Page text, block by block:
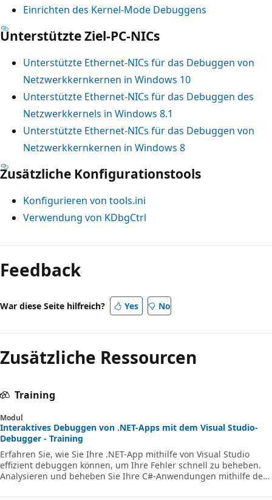
Einrichten des Kernel-Mode Debuggens
Unterstützte Ziel-PC-NICs
Unterstützte Ethernet-NICs für das Debuggen von
Netzwerkkernkernen in Windows 10
Unterstützte Ethernet-NICs für das Debuggen des
Netzwerkkernels in Windows 8.1
Unterstützte Ethernet-NICs für das Debuggen von
Netzwerkkernkernen in Windows 8
Zusätzliche Konfigurationstools
Konfigurieren von tools.ini
Verwendung von KDbgCtrl
Lesemodus
deaktiviert
Feedback
War diese Seite hilfreich? Yes No
Zusätzliche Ressourcen
Training
Modul
Interaktives Debuggen von .NET-Apps mit dem Visual Studio-
Debugger - Training
Erfahren Sie, wie Sie Ihre .NET-App mithilfe von Visual Studio
effizient debuggen können, um Ihre Fehler schnell zu beheben.
Analysieren und beheben Sie Ihre C#-Anwendungen mithilfe des